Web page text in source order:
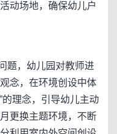
动场地，确保幼儿户
，幼儿园对教师进
念，在环境创设中体
的理念，引导幼儿主动
更换主题环境，不断